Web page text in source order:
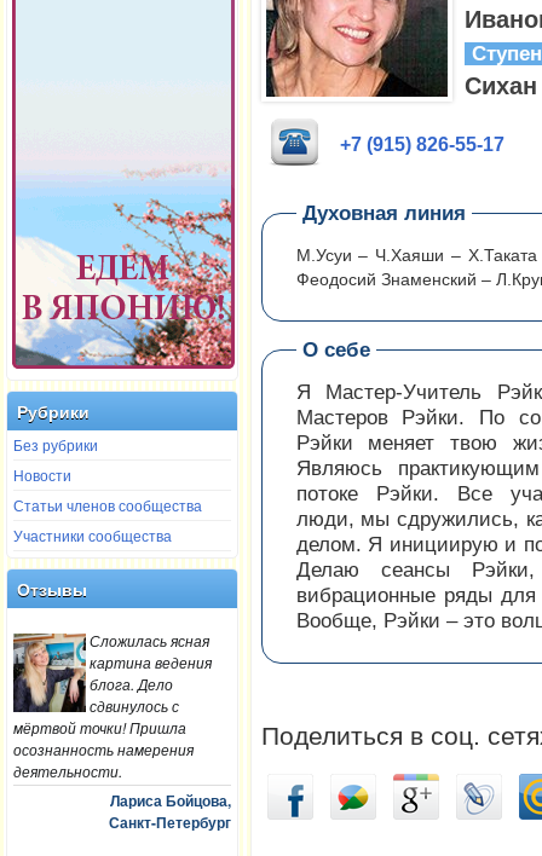
Рубрики
Без рубрики
Новости
Статьи членов сообщества
Участники сообщества
Отзывы
Сложилась ясная
картина ведения
блога. Дело
сдвинулось с
мёртвой точки! Пришла
осознанность намерения
деятельности.
Лариса Бойцова,
Санкт-Петербург
+7 (915) 826-55-17
Духовная линия
М.Усуи – Ч.Хаяши –
Феодосий Знаменский –
О себе
Я Мастер-Учитель
Мастеров Рэйки. По
Рэйки меняет твою
Являюсь
потоке Рэйки. Все
люди, мы сдружились,
делом. Я инициирую и
Делаю сеансы Рэйки,
вибрационные ряды
Вообще, Рэйки – это
Поделиться в соц.